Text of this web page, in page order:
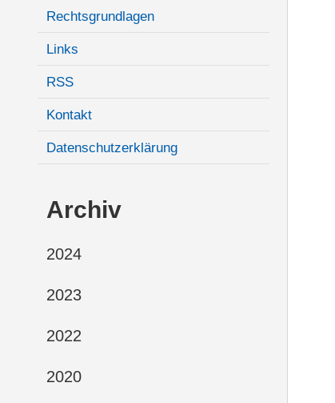
Rechtsgrundlagen
Links
RSS
Kontakt
Datenschutzerklärung
Archiv
2024
2023
2022
2020